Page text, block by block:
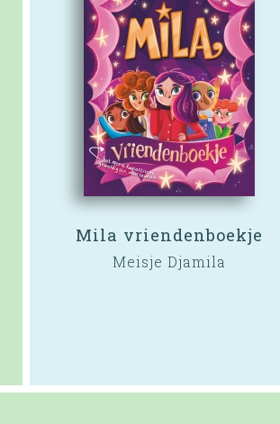
Mila vriendenboekje
Meisje Djamila